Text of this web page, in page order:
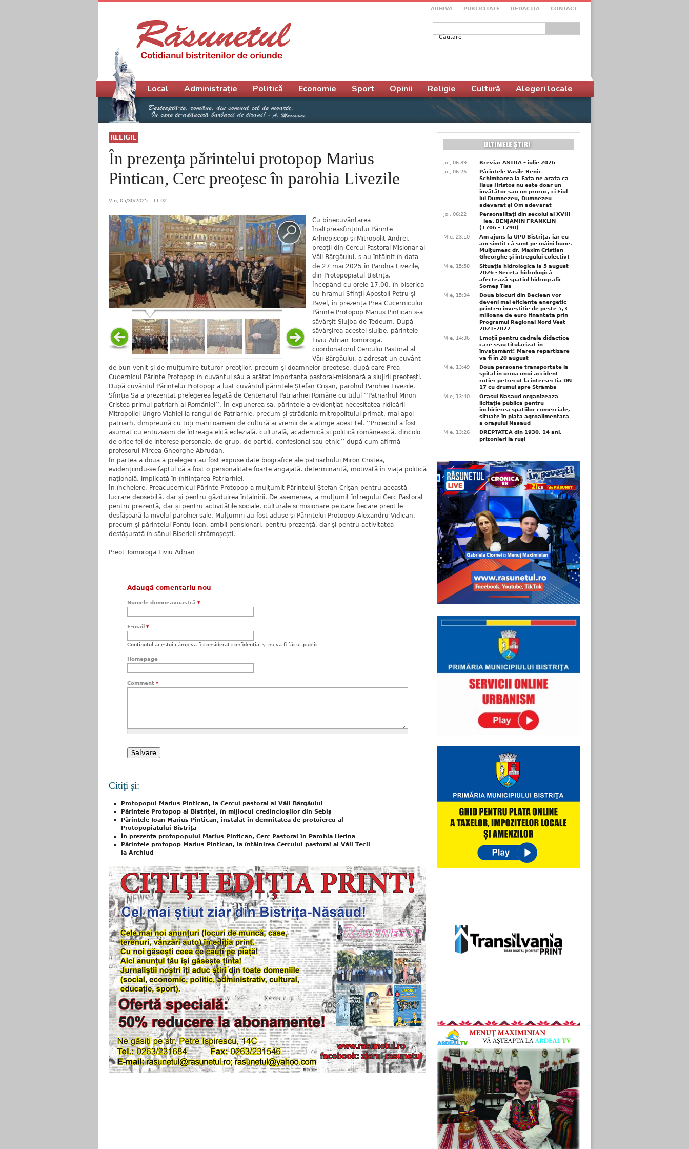
ARHIVA PUBLICITATE REDACŢIA CONTACT
Formular de căutare
RELIGIE
În prezenţa părintelui protopop Marius
Pintican, Cerc preoțesc în parohia Livezile
Vin, 05/30/2025 - 11:02
Cu binecuvântarea
Înaltpreasfințitului Părinte
Arhiepiscop și Mitropolit Andrei,
preoții din Cercul Pastoral Misionar al
Văii Bârgăului, s-au întâlnit în data
de 27 mai 2025 în Parohia Livezile,
din Protopopiatul Bistrița.
Începând cu orele 17,00, în biserica
cu hramul Sfinții Apostoli Petru și
Pavel, în prezența Prea Cucernicului
Părinte Protopop Marius Pintican s-a
săvârșit Slujba de Tedeum. După
săvârșirea acestei slujbe, părintele
Liviu Adrian Tomoroga,
coordonatorul Cercului Pastoral al
Văii Bârgăului, a adresat un cuvânt
de bun venit și de mulțumire tuturor preoților, precum și doamnelor preotese, după care Prea
Cucernicul Părinte Protopop în cuvântul său a arătat importanța pastoral-misionară a slujirii preoțești.
După cuvântul Părintelui Protopop a luat cuvântul părintele Ștefan Crișan, parohul Parohiei Livezile.
Sfinția Sa a prezentat prelegerea legată de Centenarul Patriarhiei Române cu titlul ‘’Patriarhul Miron
Cristea-primul patriarh al României’’. În expunerea sa, părintele a evidențiat necesitatea ridicării
Mitropoliei Ungro-Vlahiei la rangul de Patriarhie, precum și strădania mitropolitului primat, mai apoi
patriarh, dimpreună cu toți marii oameni de cultură ai vremii de a atinge acest țel. ‘’Proiectul a fost
asumat cu entuziasm de întreaga elită eclezială, culturală, academică si politică românească, dincolo
de orice fel de interese personale, de grup, de partid, confesional sau etnic’’ după cum afirmă
profesorul Mircea Gheorghe Abrudan.
În partea a doua a prelegerii au fost expuse date biografice ale patriarhului Miron Cristea,
evidențiindu-se faptul că a fost o personalitate foarte angajată, determinantă, motivată în viața politică
națională, implicată în înființarea Patriarhiei.
În încheiere, Preacucernicul Părinte Protopop a mulțumit Părintelui Ștefan Crișan pentru această
lucrare deosebită, dar și pentru găzduirea întâlnirii. De asemenea, a mulțumit întregului Cerc Pastoral
pentru prezență, dar și pentru activitățile sociale, culturale si misionare pe care fiecare preot le
desfășoară la nivelul parohiei sale. Mulțumiri au fost aduse și Părintelui Protopop Alexandru Vidican,
precum și părintelui Fontu Ioan, ambii pensionari, pentru prezență, dar și pentru activitatea
desfășurată în sânul Bisericii strămoșești.
Preot Tomoroga Liviu Adrian
Adaugă comentariu nou
Numele dumneavoastră *
E-mail *
Conţinutul acestui câmp va fi considerat confidenţial şi nu va fi făcut public.
Homepage
Comment *
Citiţi şi:
Protopopul Marius Pintican, la Cercul pastoral al Văii Bârgăului
Părintele Protopop al Bistriței, în mijlocul credincioșilor din Sebiș
Părintele Ioan Marius Pintican, instalat în demnitatea de protoiereu al
Protopopiatului Bistrița
În prezenţa protopopului Marius Pintican, Cerc Pastoral în Parohia Herina
Părintele protopop Marius Pintican, la întâlnirea Cercului pastoral al Văii Tecii
la Archiud
Meniu principal
Local Administrație Politică Economie Sport Opinii Religie Cultură Alegeri locale
Joi, 06:39
Breviar ASTRA – iulie 2026
Joi, 06:26
Părintele Vasile Beni:
Schimbarea la Față ne arată că
Iisus Hristos nu este doar un
învățător sau un proroc, ci Fiul
lui Dumnezeu, Dumnezeu
adevărat și Om adevărat
Joi, 06:22
Personalități din secolul al XVIII
– lea. BENJAMIN FRANKLIN
(1706 – 1790)
Mie, 23:10
Am ajuns la UPU Bistrița, iar eu
am simțit că sunt pe mâini bune.
Mulţumesc dr. Maxim Cristian
Gheorghe şi întregului colectiv!
Mie, 15:58
Situația hidrologică la 5 august
2026 - Seceta hidrologică
afectează spațiul hidrografic
Someș-Tisa
Mie, 15:34
Două blocuri din Beclean vor
deveni mai eficiente energetic
printr-o investiție de peste 5,3
milioane de euro finanțată prin
Programul Regional Nord-Vest
2021–2027
Mie, 14:36
Emoții pentru cadrele didactice
care s-au titularizat în
învățământ! Marea repartizare
va fi în 20 august
Mie, 13:49
Două persoane transportate la
spital în urma unui accident
rutier petrecut la intersecția DN
17 cu drumul spre Strâmba
Mie, 13:40
Orașul Năsăud organizează
licitație publică pentru
închirierea spațiilor comerciale,
situate în piața agroalimentară
a orașului Năsăud
Mie, 13:26
DREPTATEA din 1930. 14 ani,
prizonieri la ruși